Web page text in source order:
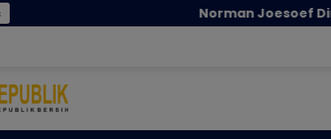
Norman Joesoef Dinilai Cocok